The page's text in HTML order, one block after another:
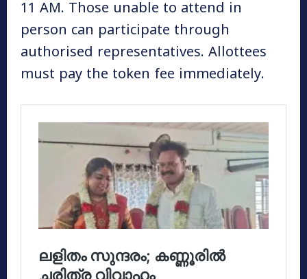
11 AM. Those unable to attend in
person can participate through
authorised representatives. Allottees
must pay the token fee immediately.